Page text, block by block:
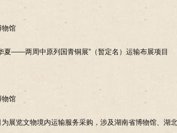
物馆
夏——两周中原列国青铜展”（暂定名）运输布展项目
物馆
展览文物境内运输服务采购，涉及湖南省博物馆、湖